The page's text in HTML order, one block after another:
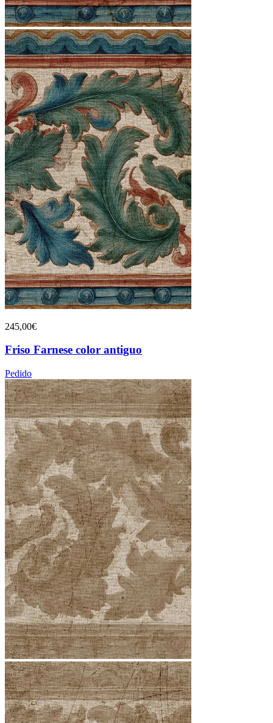
245,00€
Friso Farnese color antiguo
Pedido